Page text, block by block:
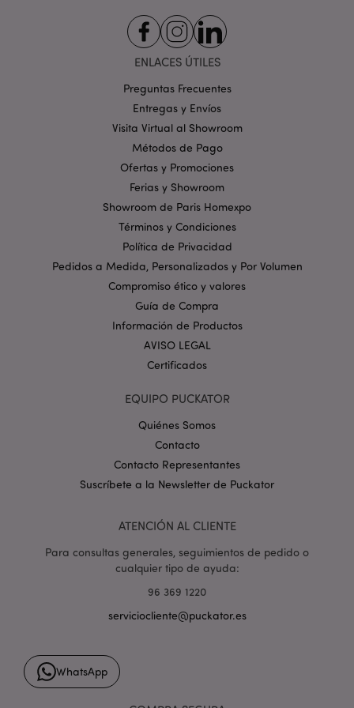
ENLACES ÚTILES
Preguntas Frecuentes
Entregas y Envíos
Visita Virtual al Showroom
Métodos de Pago
Ofertas y Promociones
Ferias y Showroom
Showroom de Paris Homexpo
Términos y Condiciones
Política de Privacidad
Pedidos a Medida, Personalizados y Por Volumen
Compromiso ético y valores
Guía de Compra
Información de Productos
AVISO LEGAL
Certificados
EQUIPO PUCKATOR
Quiénes Somos
Contacto
Contacto Representantes
Suscríbete a la Newsletter de Puckator
ATENCIÓN AL CLIENTE
Para consultas generales, seguimientos de pedido o
cualquier tipo de ayuda:
96 369 1220
serviciocliente@puckator.es
WhatsApp
mage-cache-storage-section-
invalidation
PHPSESSID
PHP.net
Política de privacidad de